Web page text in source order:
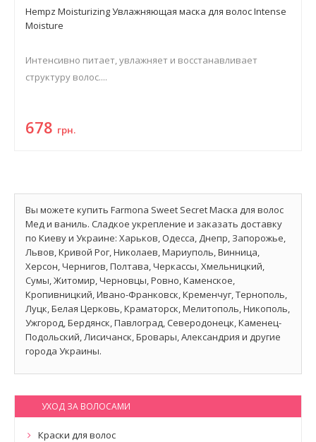
Hempz Moisturizing Увлажняющая маска для волос Intense
Moisture
Интенсивно питает, увлажняет и восстанавливает
структуру волос....
678 грн.
Вы можете купить Farmona Sweet Secret Маска для волос
Мед и ваниль. Сладкое укрепление и заказать доставку
по Киеву и Украине: Харьков, Одесса, Днепр, Запорожье,
Львов, Кривой Рог, Николаев, Мариуполь, Винница,
Херсон, Чернигов, Полтава, Черкассы, Хмельницкий,
Сумы, Житомир, Черновцы, Ровно, Каменское,
Кропивницкий, Ивано-Франковск, Кременчуг, Тернополь,
Луцк, Белая Церковь, Краматорск, Мелитополь, Никополь,
Ужгород, Бердянск, Павлоград, Северодонецк, Каменец-
Подольский, Лисичанск, Бровары, Александрия и другие
города Украины.
УХОД ЗА ВОЛОСАМИ
Краски для волос